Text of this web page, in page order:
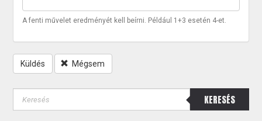
A fenti művelet eredményét kell beírni. Például 1+3 esetén 4-et.
Küldés Mégsem
KERESÉS